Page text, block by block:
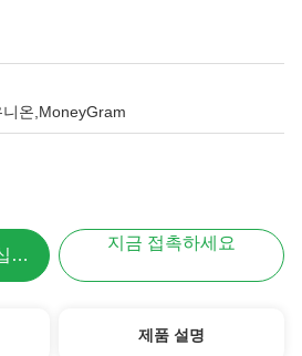
니온,MoneyGram
최고의 가격을 얻으십시오
지금 접촉하세요
제품 설명